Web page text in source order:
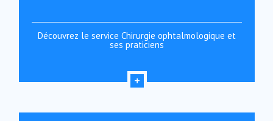
Découvrez le service Chirurgie ophtalmologique et
ses praticiens